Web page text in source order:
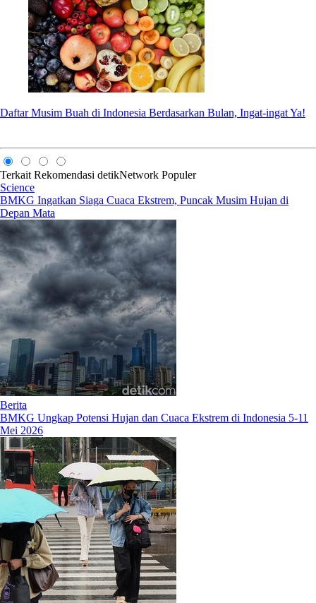
Daftar Musim Buah di Indonesia Berdasarkan Bulan, Ingat-ingat Ya!
Terkait Rekomendasi detikNetwork Populer
Science
BMKG Ingatkan Siaga Cuaca Ekstrem, Puncak Musim Hujan di
Depan Mata
Berita
BMKG Ungkap Potensi Hujan dan Cuaca Ekstrem di Indonesia 5-11
Mei 2026